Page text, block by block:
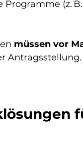
(z.
müssen vor
Antragsstellung.